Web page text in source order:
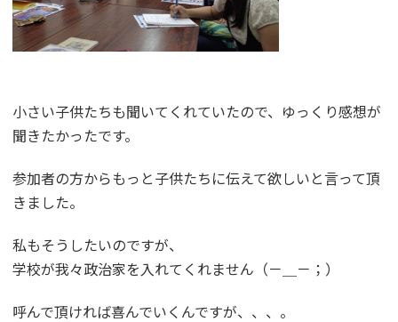
小さい子供たちも聞いてくれていたので、ゆっくり感想が
聞きたかったです。
参加者の方からもっと子供たちに伝えて欲しいと言って頂
きました。
私もそうしたいのですが、
学校が我々政治家を入れてくれません（－＿－；）
呼んで頂ければ喜んでいくんですが、、、。